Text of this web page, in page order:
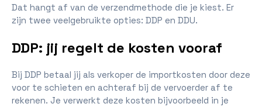
Dat hangt af van de verzendmethode die je kiest. Er
zijn twee veelgebruikte opties: DDP en DDU.
DDP: jij regelt de kosten vooraf
Bij DDP betaal jij als verkoper de importkosten door deze
voor te schieten en achteraf bij de vervoerder af te
rekenen. Je verwerkt deze kosten bijvoorbeeld in je